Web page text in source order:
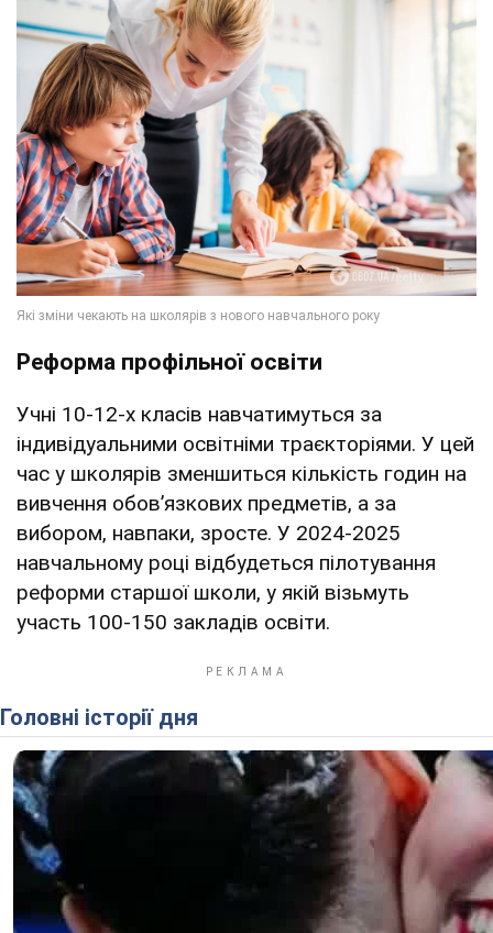
Реформа профільної освіти
Учні 10-12-х класів навчатимуться за
індивідуальними освітніми траєкторіями. У цей
час у школярів зменшиться кількість годин на
вивчення обов’язкових предметів, а за
вибором, навпаки, зросте. У 2024-2025
навчальному році відбудеться пілотування
реформи старшої школи, у якій візьмуть
участь 100-150 закладів освіти.
Головні історії дня